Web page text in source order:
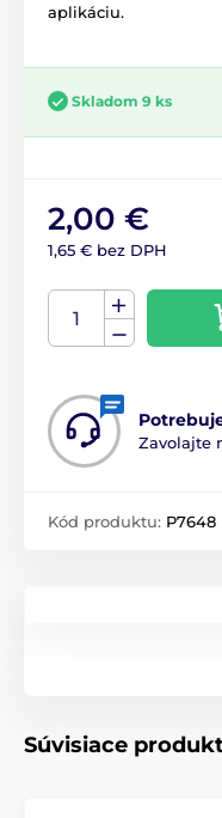
aplikáciu.
Skladom 9 ks
2,00 €
1,65 € bez DPH
Zavolajte
Kód produktu: P7648
Súvisiace